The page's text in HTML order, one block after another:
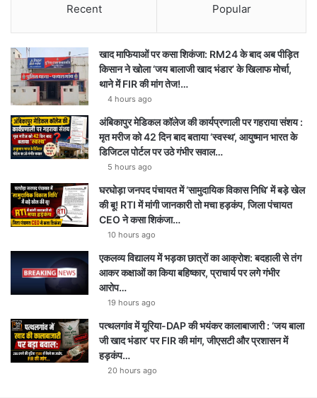
Recent Popular
खाद माफियाओं पर कसा शिकंजा: RM24 के बाद अब पीड़ित
किसान ने खोला ‘जय बालाजी खाद भंडार’ के खिलाफ मोर्चा,
थाने में FIR की मांग तेज!…
4 hours ago
अंबिकापुर मेडिकल कॉलेज की कार्यप्रणाली पर गहराया संशय :
मृत मरीज को 42 दिन बाद बताया ‘स्वस्थ’, आयुष्मान भारत के
डिजिटल पोर्टल पर उठे गंभीर सवाल…
5 hours ago
घरघोड़ा जनपद पंचायत में ‘सामुदायिक विकास निधि’ में बड़े खेल
की बू! RTI में मांगी जानकारी तो मचा हड़कंप, जिला पंचायत
CEO ने कसा शिकंजा…
10 hours ago
एकलव्य विद्यालय में भड़का छात्रों का आक्रोश: बदहाली से तंग
आकर कक्षाओं का किया बहिष्कार, प्राचार्य पर लगे गंभीर
आरोप…
19 hours ago
पत्थलगांव में यूरिया-DAP की भयंकर कालाबाजारी : ‘जय बाला
जी खाद भंडार’ पर FIR की मांग, जीएसटी और प्रशासन में
हड़कंप…
20 hours ago